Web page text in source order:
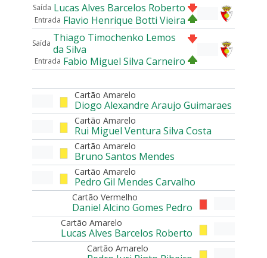
Saída Lucas Alves Barcelos Roberto
Entrada Flavio Henrique Botti Vieira
Saída Thiago Timochenko Lemos
da Silva
Entrada Fabio Miguel Silva Carneiro
Cartão Amarelo
Diogo Alexandre Araujo Guimaraes
Cartão Amarelo
Rui Miguel Ventura Silva Costa
Cartão Amarelo
Bruno Santos Mendes
Cartão Amarelo
Pedro Gil Mendes Carvalho
Cartão Vermelho
Daniel Alcino Gomes Pedro
Cartão Amarelo
Lucas Alves Barcelos Roberto
Cartão Amarelo